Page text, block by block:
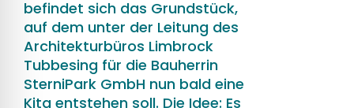
befindet sich das Grundstück,
auf dem unter der Leitung des
Architekturbüros Limbrock
Tubbesing für die Bauherrin
SterniPark GmbH nun bald eine
Kita entstehen soll. Die Idee: Es